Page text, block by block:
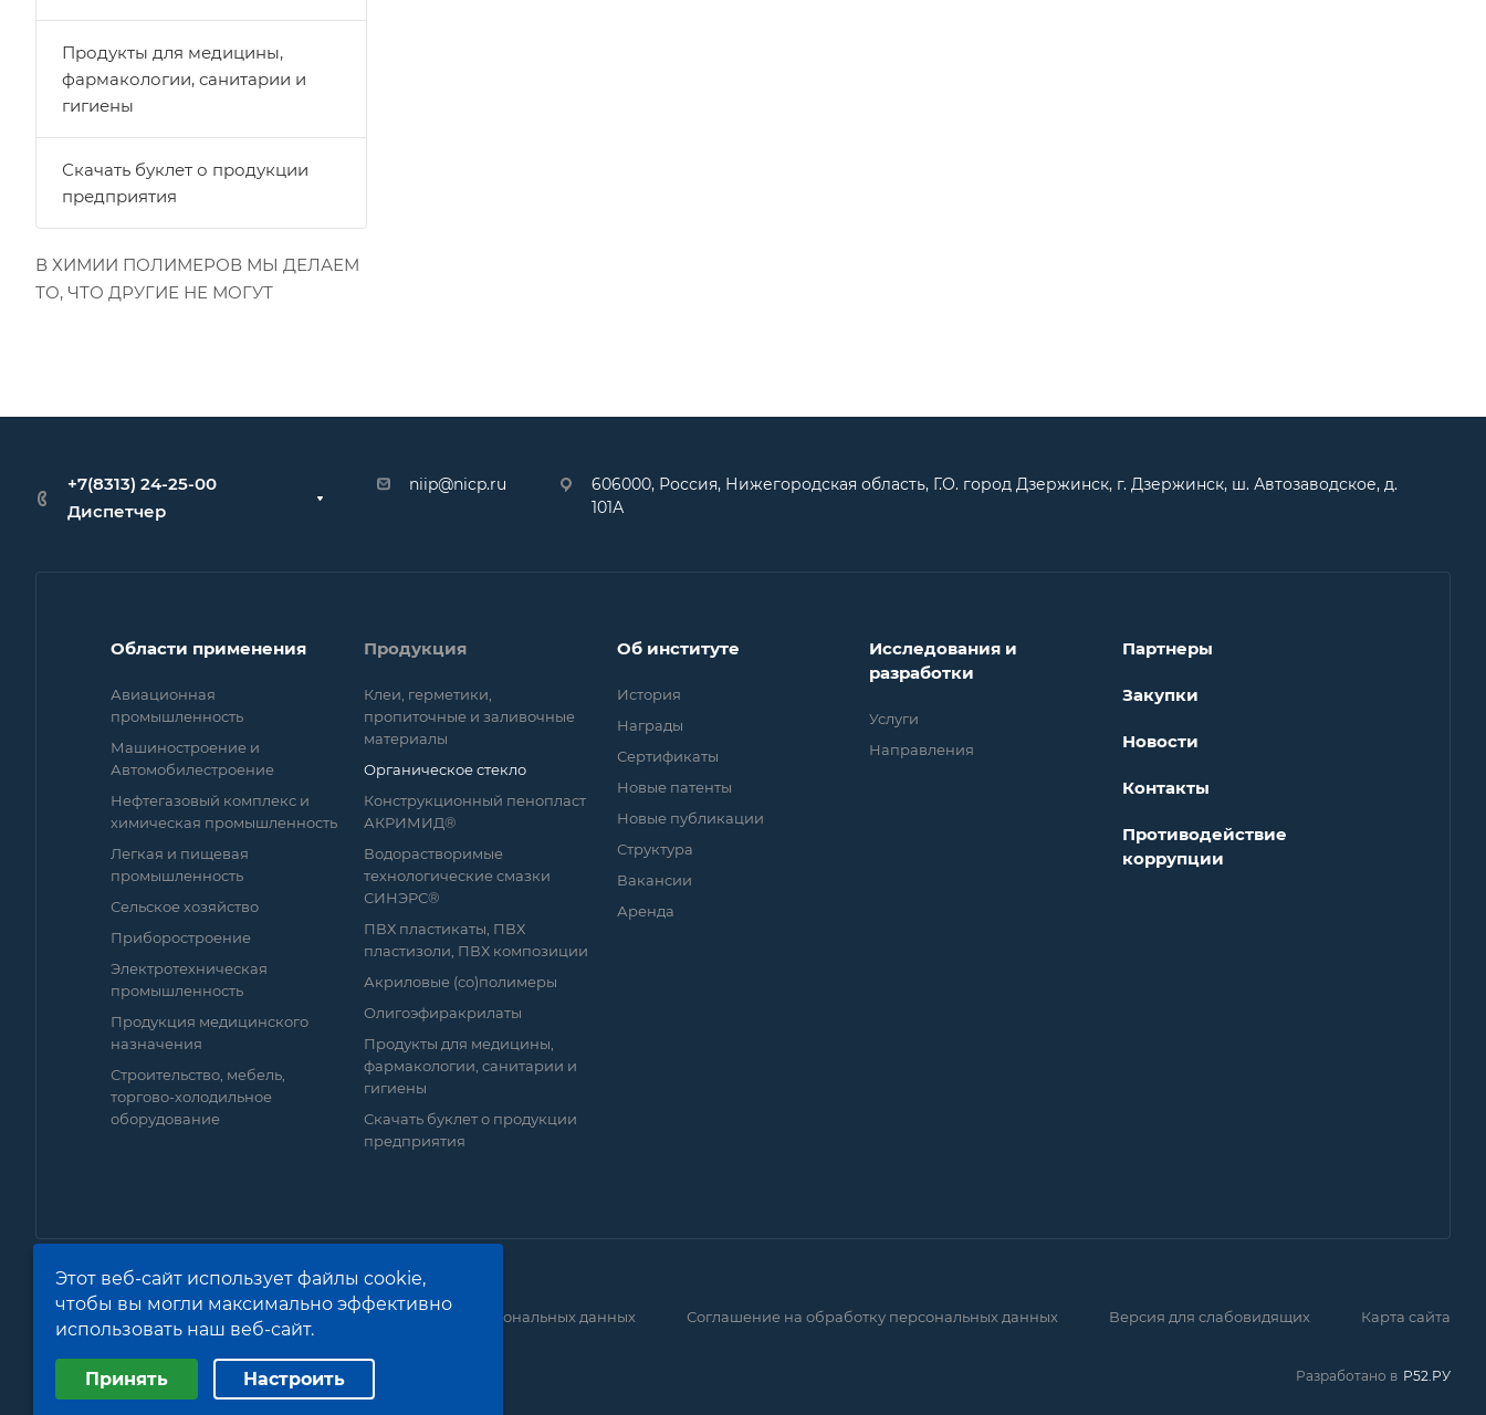
Продукты для медицины,
фармакологии, санитарии и
гигиены
Скачать буклет о продукции
предприятия
В ХИМИИ ПОЛИМЕРОВ МЫ ДЕЛАЕМ
ТО, ЧТО ДРУГИЕ НЕ МОГУТ
+7(8313) 24-25-00
Диспетчер
niip@nicp.ru
606000, Россия, Нижегородская область, Г.О. город Дзержинск, г. Дзержинск, ш. Автозаводское, д.
101А
Области применения
Авиационная
промышленность
Машиностроение и
Автомобилестроение
Нефтегазовый комплекс и
химическая промышленность
Легкая и пищевая
промышленность
Сельское хозяйство
Приборостроение
Электротехническая
промышленность
Продукция медицинского
назначения
Строительство, мебель,
торгово-холодильное
оборудование
Продукция
Клеи, герметики,
пропиточные и заливочные
материалы
Органическое стекло
Конструкционный пенопласт
АКРИМИД®
Водорастворимые
технологические смазки
СИНЭРС®
ПВХ пластикаты, ПВХ
пластизоли, ПВХ композиции
Акриловые (со)полимеры
Олигоэфиракрилаты
Продукты для медицины,
фармакологии, санитарии и
гигиены
Скачать буклет о продукции
предприятия
Об институте
История
Награды
Сертификаты
Новые патенты
Новые публикации
Структура
Вакансии
Аренда
Исследования и
разработки
Услуги
Направления
Партнеры
Закупки
Новости
Контакты
Противодействие
коррупции
Политика обработки персональных данных Соглашение на обработку персональных данных Версия для слабовидящих Карта сайта
RU Разработано в Р52.РУ
Этот веб-сайт использует файлы cookie,
чтобы вы могли максимально эффективно
использовать наш веб-сайт.
Выберите настройки cookie
Минимальные Аналитические/Функциональные
Принять Настроить